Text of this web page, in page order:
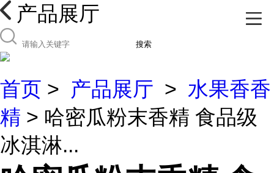
产品展厅
搜索
首页 > 产品展厅 > 水果香香
精 > 哈密瓜粉末香精 食品级
冰淇淋...